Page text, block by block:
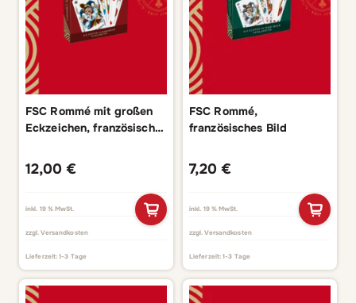
FSC Rommé mit großen
Eckzeichen, französisches
12,00 €
inkl. 19 % MwSt.
zzgl. Versandkosten
Lieferzeit:1-3 Tage
FSC Rommé,
französisches Bild
7,20 €
inkl. 19 % MwSt.
zzgl. Versandkosten
Lieferzeit:1-3 Tage